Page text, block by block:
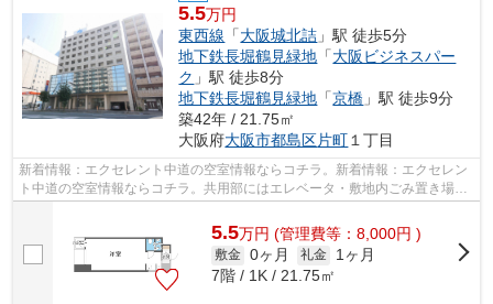
5.5万円
東西線 「大阪城北詰 」駅 徒歩5分
地下鉄長堀鶴見緑地 「大阪ビジネスパー
ク 」駅 徒歩8分
地下鉄長堀鶴見緑地 「京橋 」駅 徒歩9分
築42年 / 21.75㎡
大阪府大阪市都島区片町 １丁目
新着情報：エクセレント中道の空室情報ならコチラ。新着情報：エクセレン
ト中道の空室情報ならコチラ。共用部にはエレベータ・敷地内ごみ置き場な
どが揃っております。外壁にはタイル...
5.5万円 (管理費等：8,000円 )
敷金 0ヶ月 礼金
1ヶ月
7階 / 1K / 21.75㎡